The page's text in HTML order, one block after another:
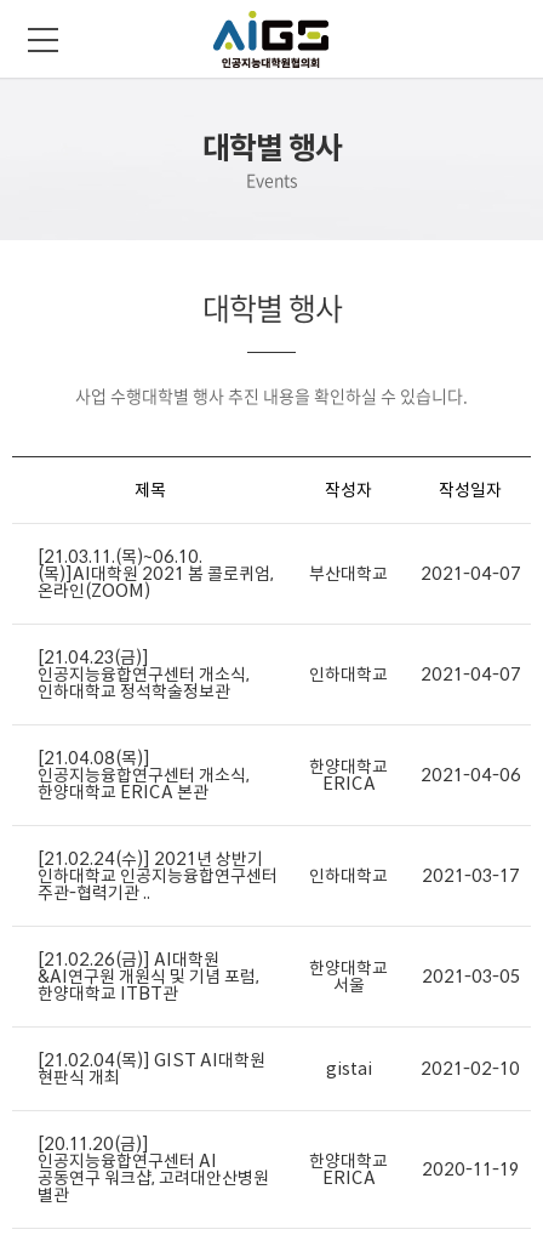
대학별 행사
Events
대학별 행사
사업 수행대학별 행사 추진 내용을 확인하실 수 있습니다.
제목 작성자 작성일자
[21.03.11.(목)~06.10.
(목)]AI대학원 2021 봄 콜로퀴엄,
온라인(ZOOM)
부산대학교 2021-04-07
[21.04.23(금)]
인공지능융합연구센터 개소식,
인하대학교 정석학술정보관
인하대학교 2021-04-07
[21.04.08(목)]
인공지능융합연구센터 개소식,
한양대학교 ERICA 본관
한양대학교
ERICA
2021-04-06
[21.02.24(수)] 2021년 상반기
인하대학교 인공지능융합연구센터
주관-협력기관 ..
인하대학교 2021-03-17
[21.02.26(금)] AI대학원
&AI연구원 개원식 및 기념 포럼,
한양대학교 ITBT관
한양대학교
서울
2021-03-05
[21.02.04(목)] GIST AI대학원
현판식 개최
gistai 2021-02-10
[20.11.20(금)]
인공지능융합연구센터 AI
공동연구 워크샵, 고려대안산병원
별관
한양대학교
ERICA
2020-11-19